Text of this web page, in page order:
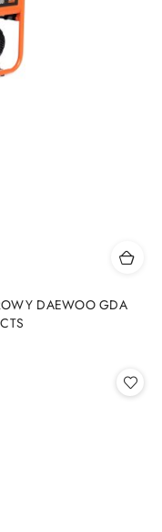
DAEWOO GDA